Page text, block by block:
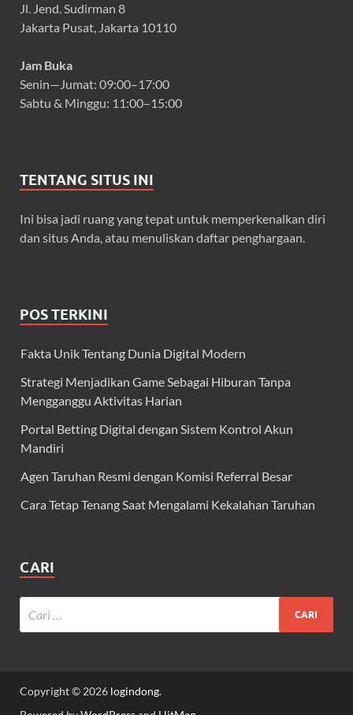
Jl. Jend. Sudirman 8
Jakarta Pusat, Jakarta 10110
Jam Buka
Senin—Jumat: 09:00–17:00
Sabtu & Minggu: 11:00–15:00
TENTANG SITUS INI
Ini bisa jadi ruang yang tepat untuk memperkenalkan diri
dan situs Anda, atau menuliskan daftar penghargaan.
POS TERKINI
Fakta Unik Tentang Dunia Digital Modern
Strategi Menjadikan Game Sebagai Hiburan Tanpa
Mengganggu Aktivitas Harian
Portal Betting Digital dengan Sistem Kontrol Akun
Mandiri
Agen Taruhan Resmi dengan Komisi Referral Besar
Cara Tetap Tenang Saat Mengalami Kekalahan Taruhan
CARI
Copyright © 2026 logindong.